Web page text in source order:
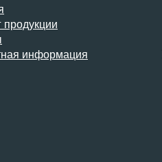
продукции
информация